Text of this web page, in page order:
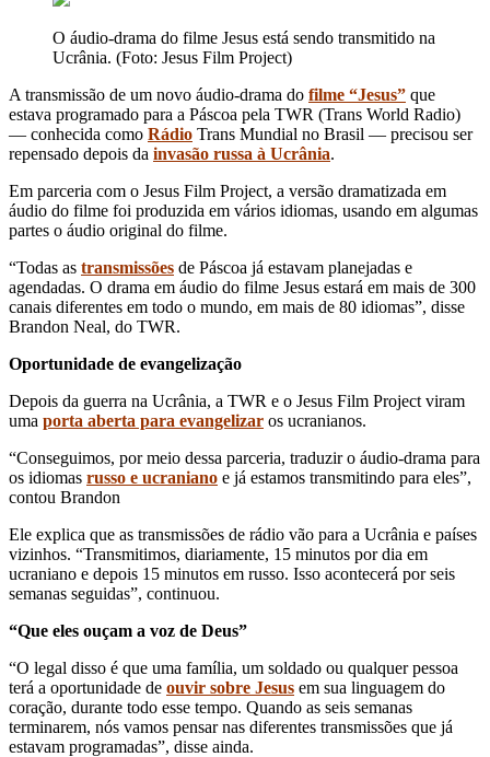
O áudio-drama do filme Jesus ​​está sendo transmitido na
Ucrânia. (Foto: Jesus Film Project)
A transmissão de um novo áudio-drama do filme “Jesus” que
estava programado para a Páscoa pela TWR (Trans World Radio)
— conhecida como Rádio Trans Mundial no Brasil — precisou ser
repensado depois da invasão russa à Ucrânia.
Em parceria com o Jesus Film Project, a versão dramatizada em
áudio do filme foi produzida em vários idiomas, usando em algumas
partes o áudio original do filme.
“Todas as transmissões de Páscoa já estavam planejadas e
agendadas. O drama em áudio do filme Jesus ​​estará em mais de 300
canais diferentes em todo o mundo, em mais de 80 idiomas”, disse
Brandon Neal, do TWR.
Oportunidade de evangelização
Depois da guerra na Ucrânia, a TWR e o Jesus Film Project viram
uma porta aberta para evangelizar os ucranianos.
“Conseguimos, por meio dessa parceria, traduzir o áudio-drama para
os idiomas russo e ucraniano e já estamos transmitindo para eles”,
contou Brandon
Ele explica que as transmissões de rádio vão para a Ucrânia e países
vizinhos. “Transmitimos, diariamente, 15 minutos por dia em
ucraniano e depois 15 minutos em russo. Isso acontecerá por seis
semanas seguidas”, continuou.
“Que eles ouçam a voz de Deus”
“O legal disso é que uma família, um soldado ou qualquer pessoa
terá a oportunidade de ouvir sobre Jesus em sua linguagem do
coração, durante todo esse tempo. Quando as seis semanas
terminarem, nós vamos pensar nas diferentes transmissões que já
estavam programadas”, disse ainda.